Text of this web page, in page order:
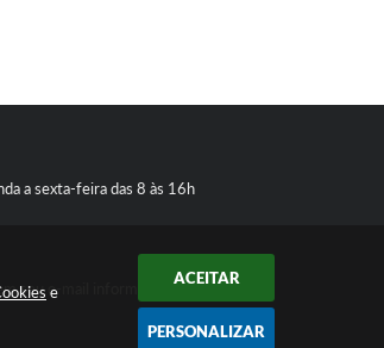
e
ACEITAR
PERSONALIZAR
a sexta-feira das 8 às 16h
seu e-mail informativos da